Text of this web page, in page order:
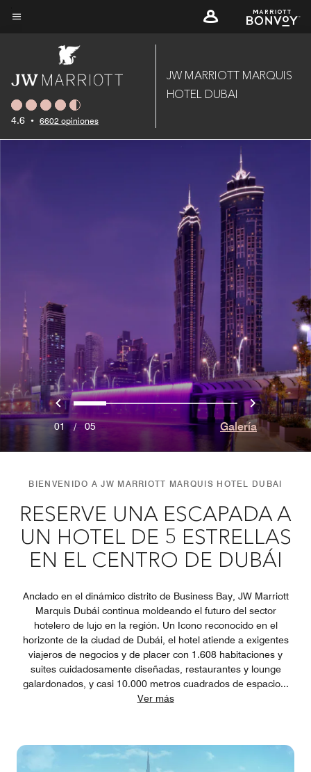
Skip
4.6 • 6602 opiniones
JW MARRIOTT MARQUIS
HOTEL DUBAI
Anterior
0 1 2 3 4
01/05 Galería
BIENVENIDO A JW MARRIOTT MARQUIS HOTEL DUBAI
RESERVE UNA ESCAPADA A
UN HOTEL DE 5 ESTRELLAS
EN EL CENTRO DE DUBÁI
Anclado en el dinámico distrito de Business Bay, JW Marriott
Marquis Dubái continua moldeando el futuro del sector
hotelero de lujo en la región. Un Icono reconocido en el
horizonte de la ciudad de Dubái, el hotel atiende a exigentes
viajeros de negocios y de placer con 1.608 habitaciones y
suites cuidadosamente diseñadas, restaurantes y lounge
galardonados, y casi 10.000 metros cuadrados de espacio...
Ver más